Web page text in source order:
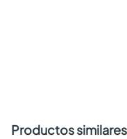
Productos similares